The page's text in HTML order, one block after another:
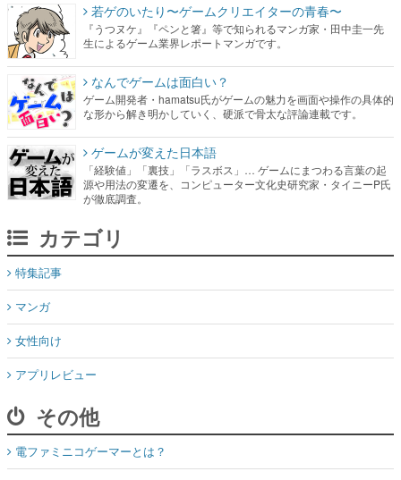
若ゲのいたり〜ゲームクリエイターの青春〜
『うつヌケ』『ペンと箸』等で知られるマンガ家・田中圭一先
生によるゲーム業界レポートマンガです。
なんでゲームは面白い？
ゲーム開発者・hamatsu氏がゲームの魅力を画面や操作の具体的
な形から解き明かしていく、硬派で骨太な評論連載です。
ゲームが変えた日本語
「経験値」「裏技」「ラスボス」… ゲームにまつわる言葉の起
源や用法の変遷を、コンピューター文化史研究家・タイニーP氏
が徹底調査。
カテゴリ
特集記事
マンガ
女性向け
アプリレビュー
その他
電ファミニコゲーマーとは？